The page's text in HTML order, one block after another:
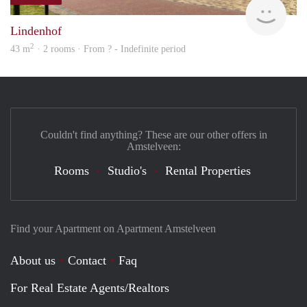
Lindenhof
43 m2 · 2 rooms · From ? - Indefinite period
Find your Apartment on Apartment Amstelveen
About us Contact
Faq
For Real Estate Agents/Realtors
Couldn't find anything? These are our other offers in
Amstelveen:
Rooms Studio's Rental Properties